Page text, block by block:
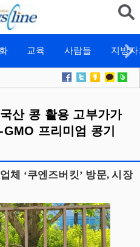
교육 사람들 지방
산 콩 활용 고부가가
프리미엄 콩기
체 ‘쿠엔즈버킷’ 방문, 시장